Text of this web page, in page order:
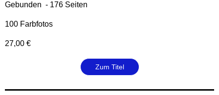
Gebunden - 176 Seiten
100 Farbfotos
27,00 €
Zum Titel